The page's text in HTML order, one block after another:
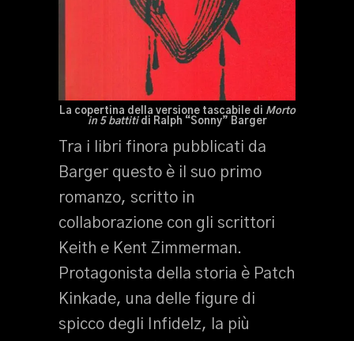
La copertina della versione tascabile di Morto
in 5 battitidi Ralph “Sonny” Barger
Tra i libri finora pubblicati da
Barger questo è il suo primo
romanzo, scritto in
collaborazione con gli scrittori
Keith e Kent Zimmerman.
Protagonista della storia è Patch
Kinkade, una delle figure di
spicco degli Infidelz, la più